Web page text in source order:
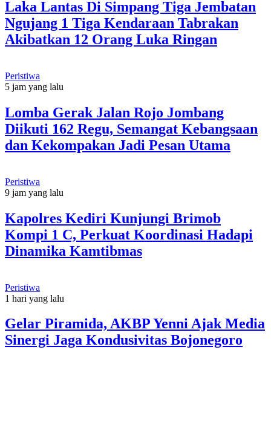
Laka Lantas Di Simpang Tiga Jembatan
Ngujang 1 Tiga Kendaraan Tabrakan
Akibatkan 12 Orang Luka Ringan
Peristiwa
5 jam yang lalu
Lomba Gerak Jalan Rojo Jombang
Diikuti 162 Regu, Semangat Kebangsaan
dan Kekompakan Jadi Pesan Utama
Peristiwa
9 jam yang lalu
Kapolres Kediri Kunjungi Brimob
Kompi 1 C, Perkuat Koordinasi Hadapi
Dinamika Kamtibmas
Peristiwa
1 hari yang lalu
Gelar Piramida, AKBP Yenni Ajak Media
Sinergi Jaga Kondusivitas Bojonegoro